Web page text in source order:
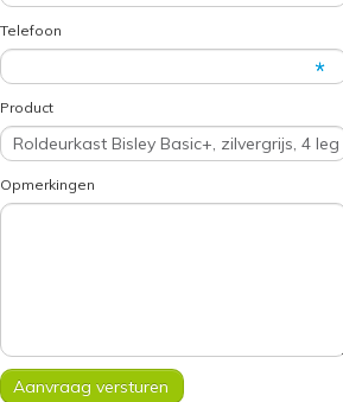
Telefoon
Product
Opmerkingen